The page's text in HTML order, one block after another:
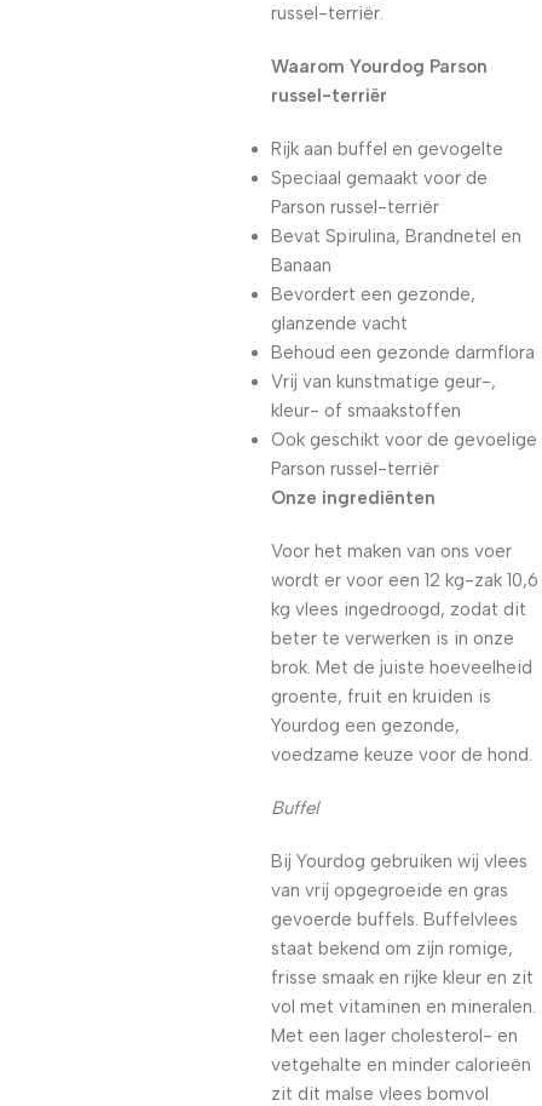
russel-terriër.
Waarom Yourdog Parson
russel-terriër
Rijk aan buffel en gevogelte
Speciaal gemaakt voor de
Parson russel-terriër
Bevat Spirulina, Brandnetel en
Banaan
Bevordert een gezonde,
glanzende vacht
Behoud een gezonde darmflora
Vrij van kunstmatige geur-,
kleur- of smaakstoffen
Ook geschikt voor de gevoelige
Parson russel-terriër
Onze ingrediënten
Voor het maken van ons voer
wordt er voor een 12 kg-zak 10,6
kg vlees ingedroogd, zodat dit
beter te verwerken is in onze
brok. Met de juiste hoeveelheid
groente, fruit en kruiden is
Yourdog een gezonde,
voedzame keuze voor de hond.
Buffel
Bij Yourdog gebruiken wij vlees
van vrij opgegroeide en gras
gevoerde buffels. Buffelvlees
staat bekend om zijn romige,
frisse smaak en rijke kleur en zit
vol met vitaminen en mineralen.
Met een lager cholesterol- en
vetgehalte en minder calorieën
zit dit malse vlees bomvol